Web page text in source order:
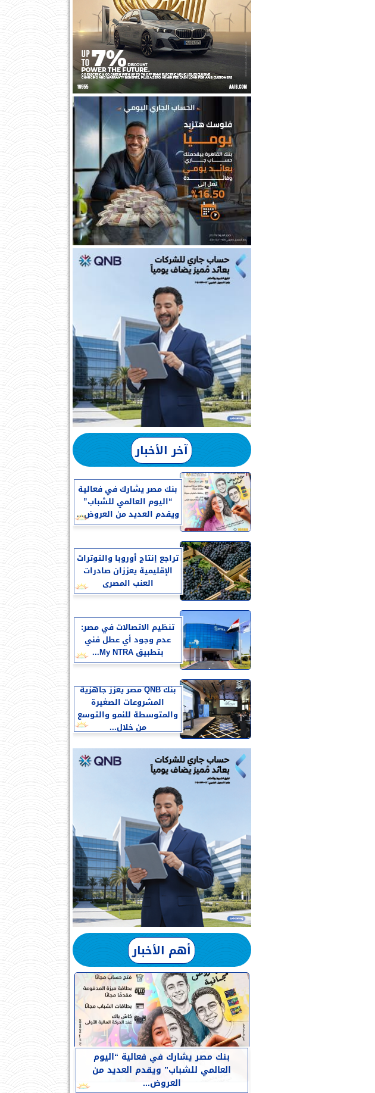
آخر الأخبار
بنك مصر يشارك في فعالية
“اليوم العالمي للشباب”
ويقدم العديد من العروض...
تراجع إنتاج أوروبا والتوترات
الإقليمية يعززان صادرات
العنب المصرى
تنظيم الاتصالات في مصر:
عدم وجود أي عطل فني
بتطبيق My NTRA...
بنك QNB مصر يعزز جاهزية
المشروعات الصغيرة
والمتوسطة للنمو والتوسع
من خلال...
أهم الأخبار
بنك مصر يشارك في فعالية “اليوم
العالمي للشباب” ويقدم العديد من
العروض...